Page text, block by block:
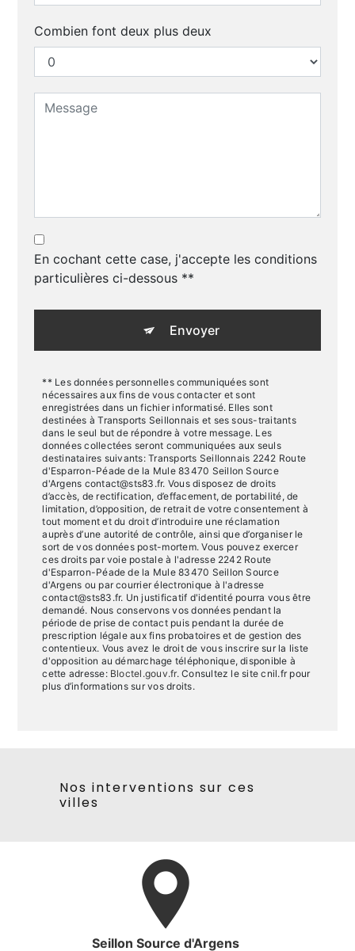
Combien font deux plus deux
En cochant cette case, j'accepte les conditions
particulières ci-dessous **
Envoyer
** Les données personnelles communiquées sont
nécessaires aux fins de vous contacter et sont
enregistrées dans un fichier informatisé. Elles sont
destinées à Transports Seillonnais et ses sous-traitants
dans le seul but de répondre à votre message. Les
données collectées seront communiquées aux seuls
destinataires suivants: Transports Seillonnais 2242 Route
d'Esparron-Péade de la Mule 83470 Seillon Source
d'Argens contact@sts83.fr. Vous disposez de droits
d’accès, de rectification, d’effacement, de portabilité, de
limitation, d’opposition, de retrait de votre consentement à
tout moment et du droit d’introduire une réclamation
auprès d’une autorité de contrôle, ainsi que d’organiser le
sort de vos données post-mortem. Vous pouvez exercer
ces droits par voie postale à l'adresse 2242 Route
d'Esparron-Péade de la Mule 83470 Seillon Source
d'Argens ou par courrier électronique à l'adresse
contact@sts83.fr. Un justificatif d'identité pourra vous être
demandé. Nous conservons vos données pendant la
période de prise de contact puis pendant la durée de
prescription légale aux fins probatoires et de gestion des
contentieux. Vous avez le droit de vous inscrire sur la liste
d'opposition au démarchage téléphonique, disponible à
cette adresse: Bloctel.gouv.fr. Consultez le site cnil.fr pour
plus d’informations sur vos droits.
Nos interventions sur ces
villes
Seillon Source d'Argens